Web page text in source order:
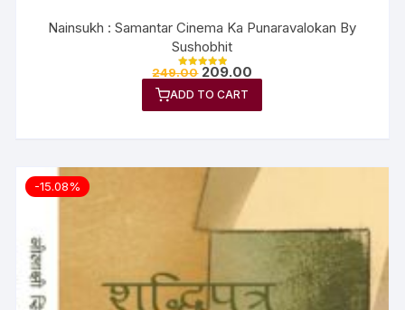
Nainsukh : Samantar Cinema Ka Punaravalokan By
Sushobhit
Rated
out of 5
249.00 209.00
ADD TO CART
-15.08%